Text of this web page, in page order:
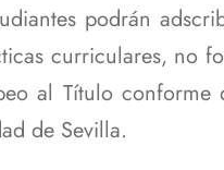
podrán
curriculares, no
al Título conforme
de Sevilla.